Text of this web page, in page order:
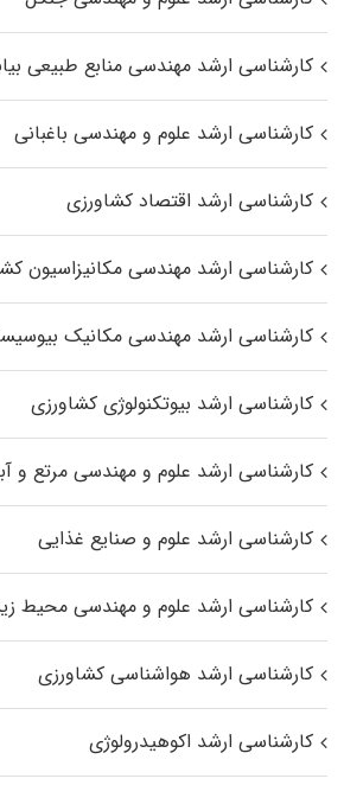
کارشناسی ارشد مهندسی منابع طبیعی
کارشناسی ارشد علوم و مهندسی باغبانی
کارشناسی ارشد اقتصاد کشاورزی
کارشناسی ارشد مهندسی مکانیزاسیون
کارشناسی ارشد مهندسی مکانیک
کارشناسی ارشد بیوتکنولوژی کشاورزی
کارشناسی ارشد علوم و مهندسی مرتع و
کارشناسی ارشد علوم و صنایع غذایی
کارشناسی ارشد علوم و مهندسی محیط
کارشناسی ارشد هواشناسی کشاورزی
کارشناسی ارشد اکوهیدرولوژی